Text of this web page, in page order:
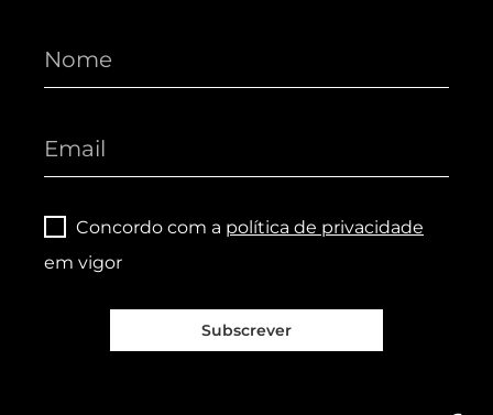
Concordo com a política de privacidade
em vigor
Subscrever